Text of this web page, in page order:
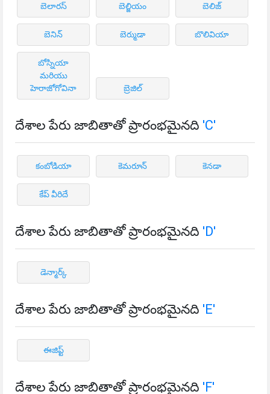
బెలారస్ బెల్జియం బెలిజ్
బెనిన్ బెర్ముడా బొలివియా
బోస్నియా
మరియు
హెరాజోగోవినా
బ్రెజిల్
దేశాల పేరు జాబితాతో ప్రారంభమైనది 'C'
కంబోడియా కెమరూన్ కెనడా
కేప్ వీరిదే
దేశాల పేరు జాబితాతో ప్రారంభమైనది 'D'
డెన్మార్క్
దేశాల పేరు జాబితాతో ప్రారంభమైనది 'E'
ఈజిప్ట్
దేశాల పేరు జాబితాతో ప్రారంభమైనది 'F'